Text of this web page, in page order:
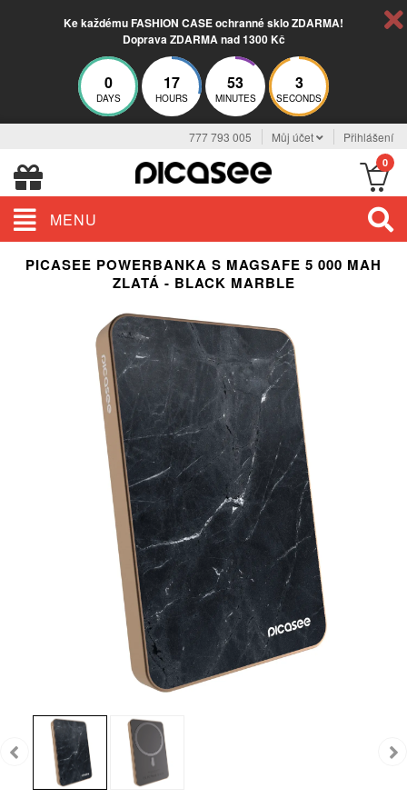
Ke každému FASHION CASE ochranné sklo ZDARMA!
Doprava ZDARMA nad 1300 Kč
0
DAYS
17
HOURS
53
MINUTES
2
SECONDS
777 793 005 Můj účet Přihlášení
0
MENU
PICASEE POWERBANKA S MAGSAFE 5 000 MAH
ZLATÁ - BLACK MARBLE